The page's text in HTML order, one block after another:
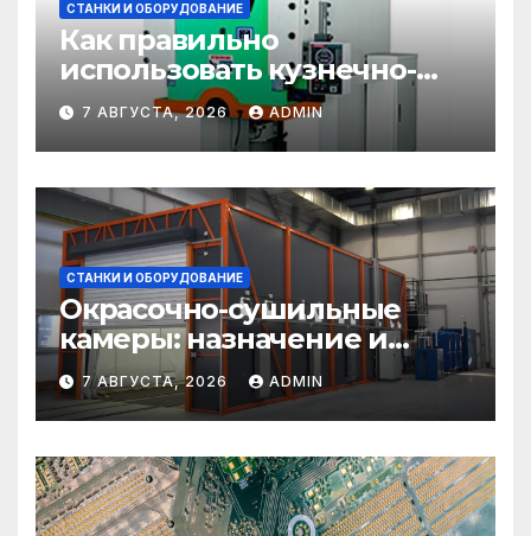
СТАНКИ И ОБОРУДОВАНИЕ
Как правильно
использовать кузнечно-
прессовое оборудование
7 АВГУСТА, 2026 ADMIN
СТАНКИ И ОБОРУДОВАНИЕ
Окрасочно-сушильные
камеры: назначение и
области применения
7 АВГУСТА, 2026 ADMIN